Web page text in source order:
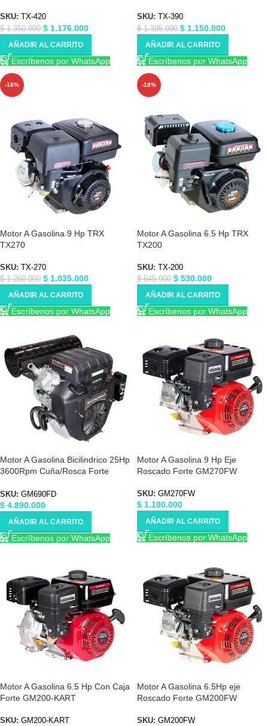
SKU:
TX-420
$1.350.000 $ 1.176.000
AÑADIR AL CARRITO
Escríbenos por WhatsApp
SKU:
TX-390
$1.395.000 $ 1.150.000
AÑADIR AL CARRITO
Escríbenos por WhatsApp
-18%
Motor A Gasolina 9 Hp TRX
TX270
SKU: TX-270
$1.260.000 $ 1.035.000
AÑADIR AL CARRITO
Escríbenos por WhatsApp
-18%
Motor A Gasolina 6.5 Hp TRX
TX200
SKU: TX-200
$645.000 $ 530.000
AÑADIR AL CARRITO
Escríbenos por WhatsApp
Motor A Gasolina Bicilindrico 25Hp
3600Rpm Cuña/Rosca Forte
SKU: GM690FD
$ 4.890.000
AÑADIR AL CARRITO
Escríbenos por WhatsApp
Motor A Gasolina 9 Hp Eje
Roscado Forte GM270FW
SKU: GM270FW
$ 1.100.000
AÑADIR AL CARRITO
Escríbenos por WhatsApp
Motor A Gasolina 6.5 Hp Con Caja
Forte GM200-KART
SKU: GM200-KART
Motor A Gasolina 6.5Hp eje
Roscado Forte GM200FW
SKU: GM200FW